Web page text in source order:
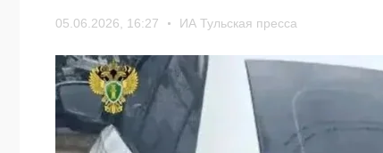
05.06.2026, 16:27 ИА Тульская пресса